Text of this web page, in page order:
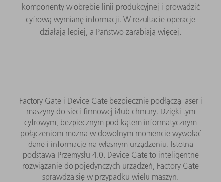
komponenty w obrębie linii produkcyjnej i prowadzić
cyfrową wymianę informacji. W rezultacie operacje
działają lepiej, a Państwo zarabiają więcej.
Factory Gate i Device Gate bezpiecznie podłączą laser i
maszyny do sieci firmowej i/lub chmury. Dzięki tym
cyfrowym, bezpiecznym pod kątem informatycznym
połączeniom można w dowolnym momencie wywołać
dane i informacje na własnym urządzeniu. Istotna
podstawa Przemysłu 4.0. Device Gate to inteligentne
rozwiązanie do pojedynczych urządzeń, Factory Gate
sprawdza się w przypadku wielu maszyn.